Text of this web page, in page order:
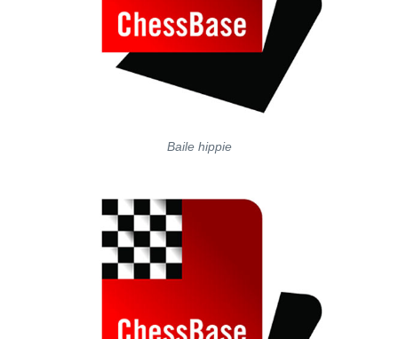
Baile hippie